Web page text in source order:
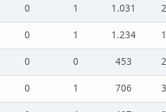
0 1 1.031
0 1 1.234
0 0 453
0 1 706